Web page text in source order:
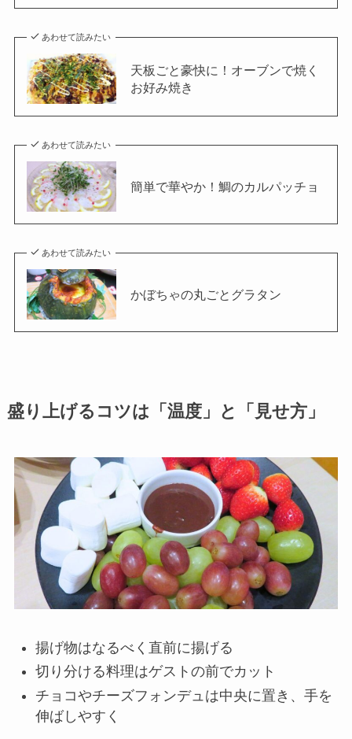
あわせて読みたい
天板ごと豪快に！オーブンで焼く
お好み焼き
あわせて読みたい
簡単で華やか！鯛のカルパッチョ
あわせて読みたい
かぼちゃの丸ごとグラタン
盛り上げるコツは「温度」と「見せ方」
揚げ物はなるべく直前に揚げる
切り分ける料理はゲストの前でカット
チョコやチーズフォンデュは中央に置き、手を
伸ばしやすく